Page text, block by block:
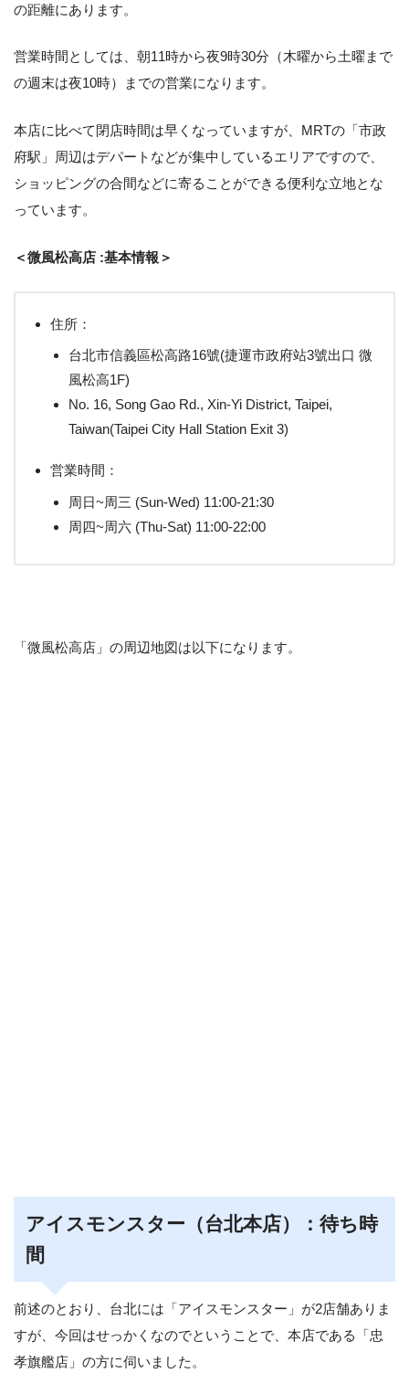
の距離にあります。
営業時間としては、朝11時から夜9時30分（木曜から土曜まで
の週末は夜10時）までの営業になります。
本店に比べて閉店時間は早くなっていますが、MRTの「市政
府駅」周辺はデパートなどが集中しているエリアですので、
ショッピングの合間などに寄ることができる便利な立地とな
っています。
＜微風松高店 :基本情報＞
住所：
台北市信義區松高路16號(捷運市政府站3號出口 微
風松高1F)
No. 16, Song Gao Rd., Xin-Yi District, Taipei,
Taiwan(Taipei City Hall Station Exit 3)
営業時間：
周日~周三 (Sun-Wed) 11:00-21:30
周四~周六 (Thu-Sat) 11:00-22:00
「微風松高店」の周辺地図は以下になります。
アイスモンスター（台北本店）：待ち時
間
前述のとおり、台北には「アイスモンスター」が2店舗ありま
すが、今回はせっかくなのでということで、本店である「忠
孝旗艦店」の方に伺いました。